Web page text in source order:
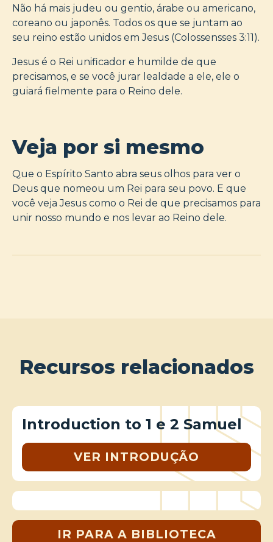
Não há mais judeu ou gentio, árabe ou americano,
coreano ou japonês. Todos os que se juntam ao
seu reino estão unidos em Jesus (Colossensses 3:11).
Jesus é o Rei unificador e humilde de que
precisamos, e se você jurar lealdade a ele, ele o
guiará fielmente para o Reino dele.
Veja por si mesmo
Que o Espírito Santo abra seus olhos para ver o
Deus que nomeou um Rei para seu povo. E que
você veja Jesus como o Rei de que precisamos para
unir nosso mundo e nos levar ao Reino dele.
Recursos relacionados
Introduction to 1 e 2 Samuel
VER INTRODUÇÃO
IR PARA A BIBLIOTECA